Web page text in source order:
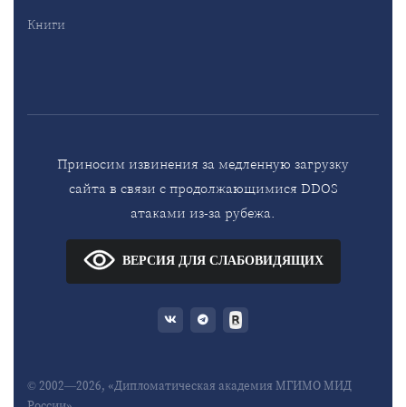
Книги
Приносим извинения за медленную загрузку
сайта в связи с продолжающимися DDOS
атаками из-за рубежа.
ВЕРСИЯ ДЛЯ СЛАБОВИДЯЩИХ
© 2002—2026, «Дипломатическая академия МГИМО МИД